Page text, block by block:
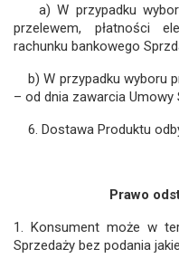
a) W przypadku
przelewem, płatności
rachunku bankowego
b) W przypadku wyboru
– od dnia zawarcia Umowy
6. Dostawa Produktu
Prawo
1. Konsument może w
Sprzedaży bez podania